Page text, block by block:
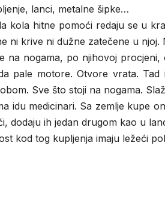
lanci, metalne šipke…
kola hitne pomoći redaju se u
ni krive ni dužne zatečene u
na nogama, po njihovoj
pale motore. Otvore vrata.
Sve što stoji na nogama.
idu medicinari. Sa zemlje kupe
dodaju ih jedan drugom kao u
kod tog kupljenja imaju ležeći